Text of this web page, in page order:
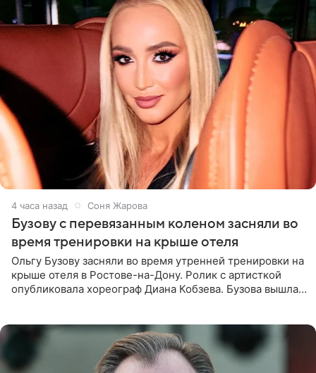
4 часа назад Соня Жарова
Бузову с перевязанным коленом засняли во
время тренировки на крыше отеля
Ольгу Бузову засняли во время утренней тренировки на
крыше отеля в Ростове-на-Дону. Ролик с артисткой
опубликовала хореограф Диана Кобзева. Бузова вышла